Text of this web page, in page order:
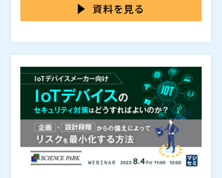
なってきました。
らEU市場で販売される対象の無線機器については「無
線機器指令委託法令（RED-DA）」に基づいた様々な要
DAの整合規格（草案）は「IEC 62443-4-2」「EN 303
645」などを参照しています。無線通信機器の開発部門
や担当者は指令内容を早期に把握して、無線機器の開発
に反映していく必要があります。
を対象とする「EUサイバーレジリエンス法（CRA）」
の施行も予定されており、各法案・規格に対するセキュ
これらのセキュリティ法案・規格に準拠する要件は幅広
く、網羅するのは簡単なことではありません。 本セミ
ナーは、無線通信機器の開発部門や担当者の方を対象に
開催いたします。最新情報を踏まえながら、草案から読
み解ける整合規格の詳細や草案に則った機器検証の実践
アプローチなどを解説。さらに、専門家による認証取得
に必要な各種手続きや文書作成などをワンストップで支
援するセキュリティ認証コンサルティングサービスをご
紹介します。 「RED-DAへの対応方法を知りたい」「IE
C 62443-4-2/ETSI EN 303 645との関係が分からな
い」「具体的な認定プロセスについて分からない」とい
株式会社オープンソース活用研究所（） マジセミ株式
会社（） ※共催、協賛、協力、講演企業は将来的に追
加、削除される可能性があります。
資料を見る